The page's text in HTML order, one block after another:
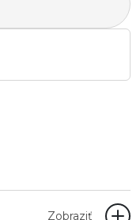
Zobraziť